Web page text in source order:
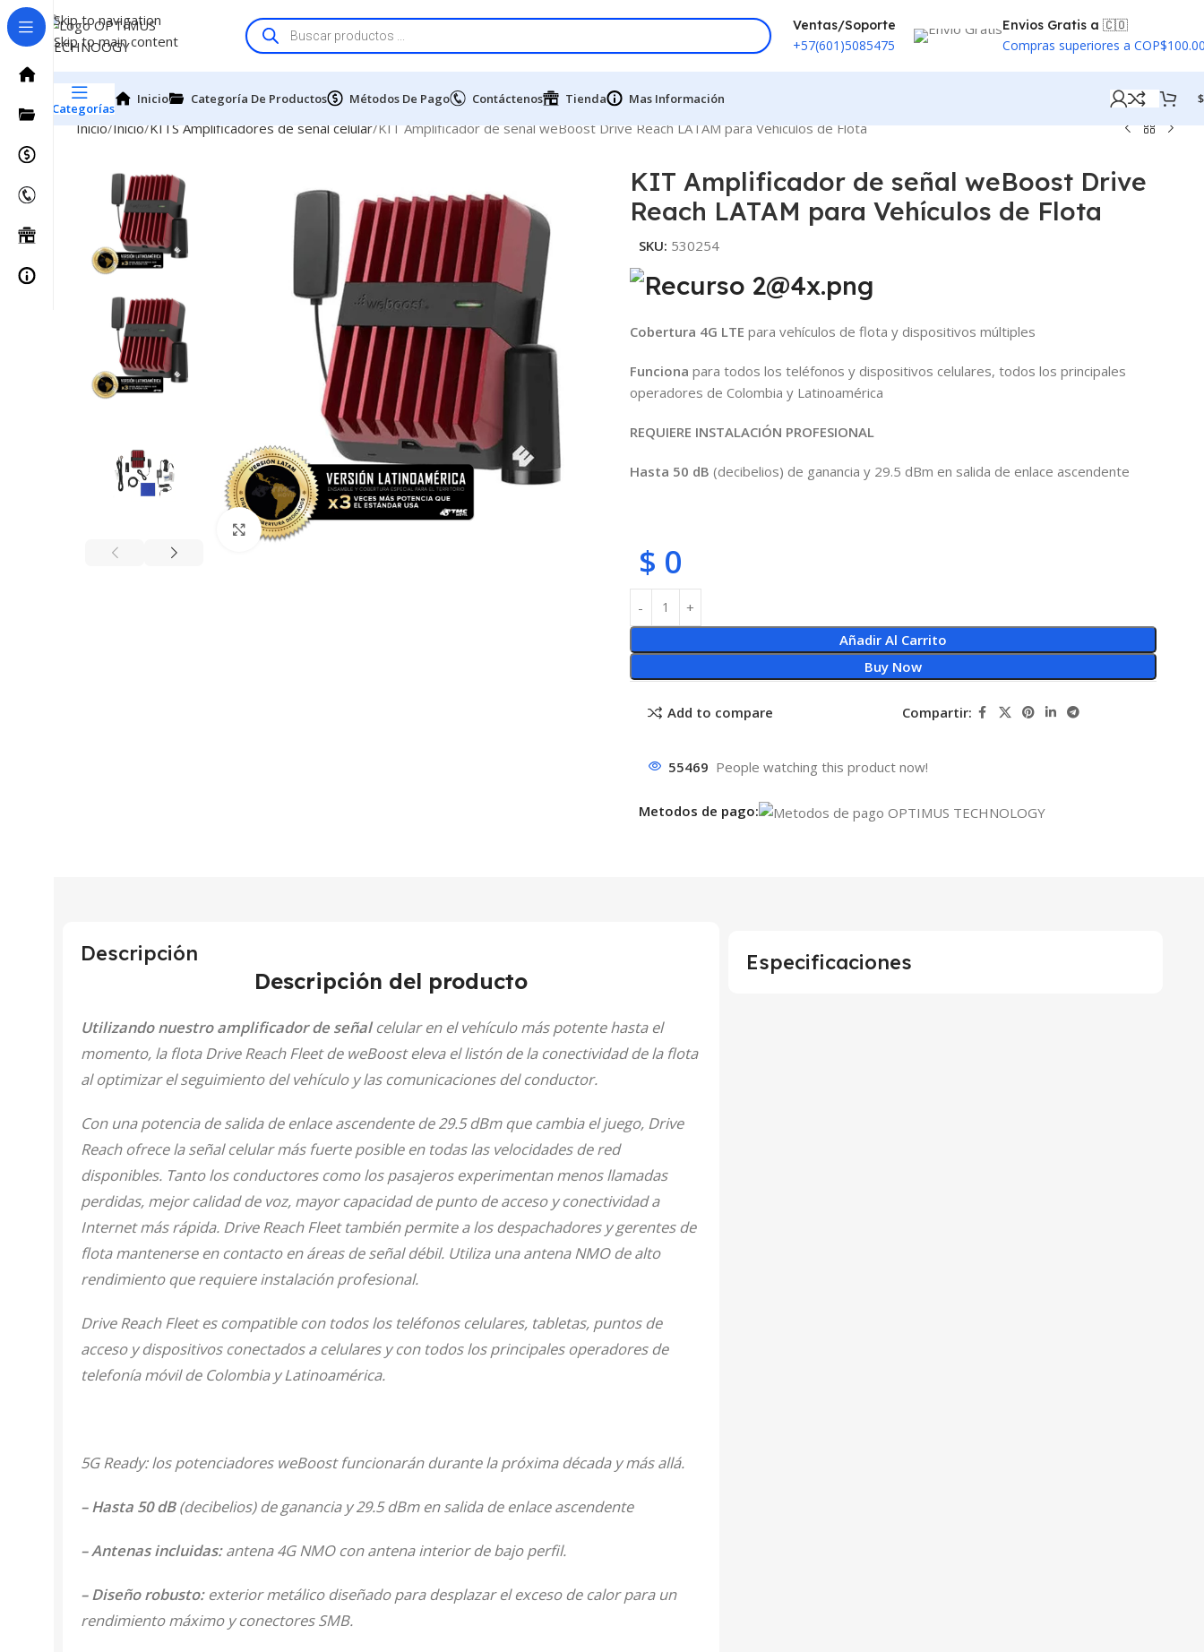
Skip to navigation
Skip to main content
Ventas/Soporte
+57(601)5085475
Envios Gratis a 🇨🇴
Compras superiores a
Categorías
Inicio Categoría De Productos Métodos De Pago Contáctenos Tienda Mas Información $
Inicio Inicio KITS Amplificadores de señal celular KIT Amplificador de señal weBoost Drive Reach LATAM para Vehículos de Flota
Click to enlarge
KIT Amplificador de señal weBoost Drive
Reach LATAM para Vehículos de Flota
SKU: 530254
Cobertura 4G LTE para vehículos de flota y dispositivos múltiples
Funciona para todos los teléfonos y dispositivos celulares, todos los principales
operadores de Colombia y Latinoamérica
REQUIERE INSTALACIÓN PROFESIONAL
Hasta 50 dB (decibelios) de ganancia y 29.5 dBm en salida de enlace ascendente
$ 0
Añadir Al Carrito
Buy Now
Add to compare Compartir:
55469 People watching this product now!
Metodos de pago:
Descripción
Descripción del producto
Utilizando nuestro amplificador de señalcelular en el vehículo más potente hasta el
momento, la flota Drive Reach Fleet de weBoost eleva el listón de la conectividad de la flota
al optimizar el seguimiento del vehículo y las comunicaciones del conductor.
Con una potencia de salida de enlace ascendente de 29.5 dBm que cambia el juego, Drive
Reach ofrece la señal celular más fuerte posible en todas las velocidades de red
disponibles. Tanto los conductores como los pasajeros experimentan menos llamadas
perdidas, mejor calidad de voz, mayor capacidad de punto de acceso y conectividad a
Internet más rápida. Drive Reach Fleet también permite a los despachadores y gerentes de
flota mantenerse en contacto en áreas de señal débil. Utiliza una antena NMO de alto
rendimiento que requiere instalación profesional.
Drive Reach Fleet es compatible con todos los teléfonos celulares, tabletas, puntos de
acceso y dispositivos conectados a celulares y con todos los principales operadores de
telefonía móvil de Colombia y Latinoamérica.
5G Ready: los potenciadores weBoost funcionarán durante la próxima década y más allá.
– Hasta 50 dB(decibelios) de ganancia y 29.5 dBm en salida de enlace ascendente
– Antenas incluidas:antena 4G NMO con antena interior de bajo perfil.
– Diseño robusto:exterior metálico diseñado para desplazar el exceso de calor para un
rendimiento máximo y conectores SMB.
Especificaciones